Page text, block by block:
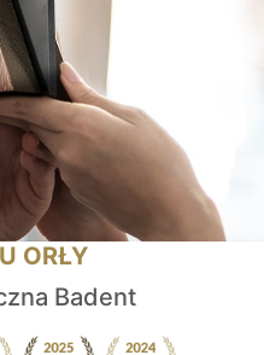
ORŁY
Badent